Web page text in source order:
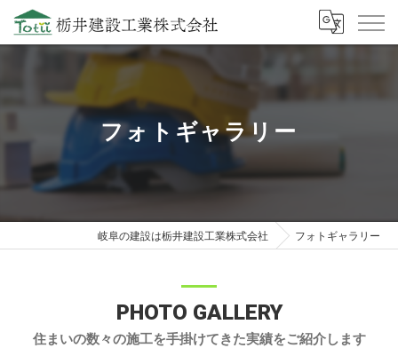
フォトギャラリー
岐阜の建設は栃井建設工業株式会社 フォトギャラリー
PHOTO GALLERY
住まいの数々の施工を手掛けてきた実績をご紹介します